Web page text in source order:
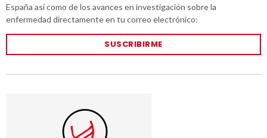
España así como de los avances en investigación sobre la
enfermedad directamente en tu correo electrónico:
SUSCRIBIRME